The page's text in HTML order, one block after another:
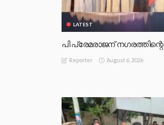
LATEST
പി പ്രേമരാജന്
Reporter August 6, 2026